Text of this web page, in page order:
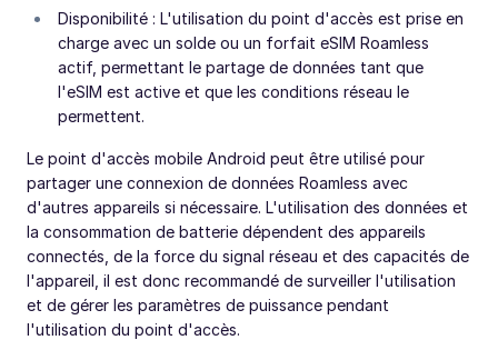
Disponibilité : L'utilisation du point d'accès est prise en
charge avec un solde ou un forfait eSIM Roamless
actif, permettant le partage de données tant que
l'eSIM est active et que les conditions réseau le
permettent.
Le point d'accès mobile Android peut être utilisé pour
partager une connexion de données Roamless avec
d'autres appareils si nécessaire. L'utilisation des données et
la consommation de batterie dépendent des appareils
connectés, de la force du signal réseau et des capacités de
l'appareil, il est donc recommandé de surveiller l'utilisation
et de gérer les paramètres de puissance pendant
l'utilisation du point d'accès.